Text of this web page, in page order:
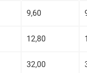
9,60
12,80
32,00